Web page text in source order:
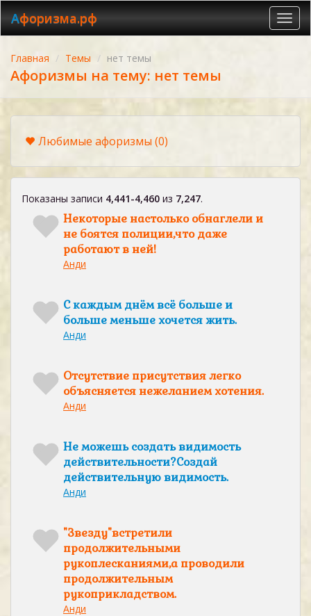
Афоризма.рф
Главная Темы нет темы
Афоризмы на тему: нет темы
Любимые афоризмы(0)
Показаны записи 4,441-4,460 из 7,247.
Некоторые настолько обнаглели и
не боятся полиции,что даже
работают в ней!
Анди
С каждым днём всё больше и
больше меньше хочется жить.
Анди
Отсутствие присутствия легко
объясняется нежеланием хотения.
Анди
Не можешь создать видимость
действительности?Создай
действительную видимость.
Анди
"Звезду"встретили
продолжительными
рукоплесканиями,а проводили
продолжительным
рукоприкладством.
Анди